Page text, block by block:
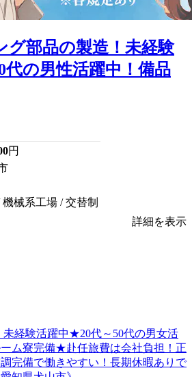
グ部品の製造！未経験
の男性活躍中！備品
円
械系工場 / 交替制
詳細を表示